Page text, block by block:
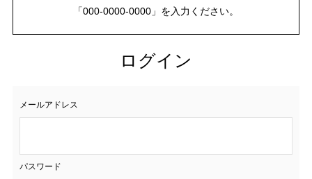
「000-0000-0000」を入力ください。
ログイン
メールアドレス
パスワード